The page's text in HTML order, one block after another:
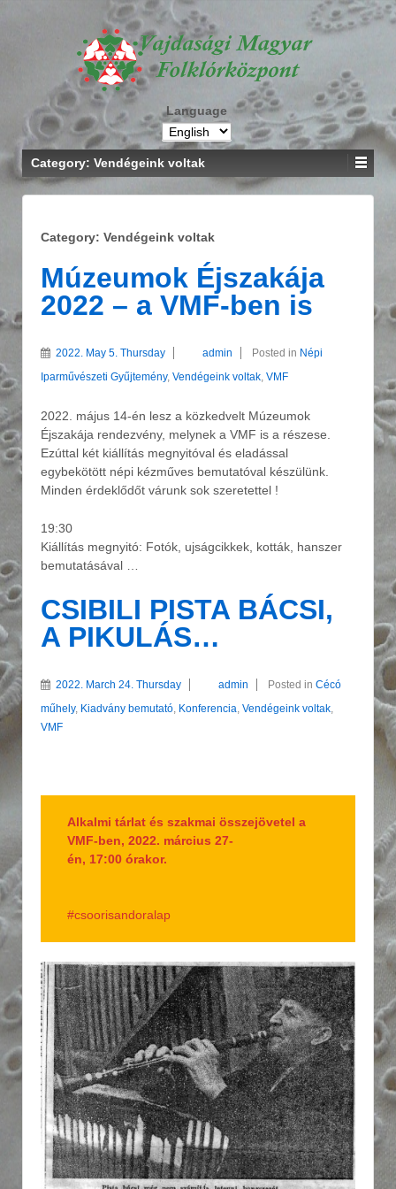
Language
Category: Vendégeink voltak
Category: Vendégeink voltak
Múzeumok Éjszakája
2022 – a VMF-ben is
2022. May 5. Thursday admin Posted in Népi
Iparművészeti Gyűjtemény, Vendégeink voltak, VMF
2022. május 14-én lesz a közkedvelt Múzeumok
Éjszakája rendezvény, melynek a VMF is a részese.
Ezúttal két kiállítás megnyitóval és eladással
egybekötött népi kézműves bemutatóval készülünk.
Minden érdeklődőt várunk sok szeretettel !
19:30
Kiállítás megnyitó: Fotók, ujságcikkek, kották, hanszer
bemutatásával …
CSIBILI PISTA BÁCSI,
A PIKULÁS…
2022. March 24. Thursday admin Posted in Cécó
műhely, Kiadvány bemutató, Konferencia, Vendégeink voltak,
VMF
Alkalmi tárlat és szakmai összejövetel a
VMF-ben, 2022. március 27-
én, 17:00 órakor.
#csoorisandoralap